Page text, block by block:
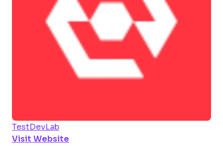
TestDevLab
Visit Website